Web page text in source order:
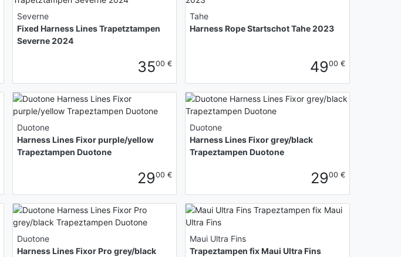
Severne
Fixed Harness Lines Trapetztampen
Severne 2024
3500 €
Tahe
Harness Rope Startschot Tahe 2023
4900 €
Duotone
Harness Lines Fixor purple/yellow
Trapeztampen Duotone
2900 €
Duotone
Harness Lines Fixor grey/black
Trapeztampen Duotone
2900 €
Duotone
Harness Lines Fixor Pro grey/black
Maui Ultra Fins
Trapeztampen fix Maui Ultra Fins